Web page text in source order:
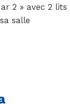
2 » avec 2 lits
salle